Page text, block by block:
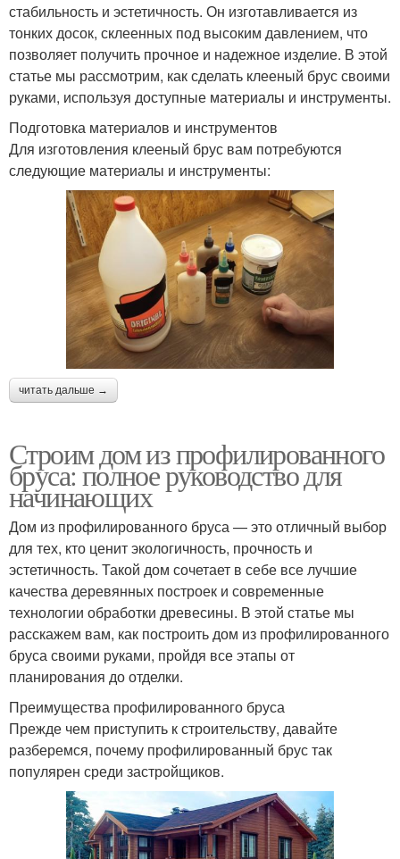
стабильность и эстетичность. Он изготавливается из
тонких досок, склеенных под высоким давлением, что
позволяет получить прочное и надежное изделие. В этой
статье мы рассмотрим, как сделать клееный брус своими
руками, используя доступные материалы и инструменты.
Подготовка материалов и инструментов
Для изготовления клееный брус вам потребуются
следующие материалы и инструменты:
читать дальше →
Строим дом из профилированного
бруса: полное руководство для
начинающих
Дом из профилированного бруса — это отличный выбор
для тех, кто ценит экологичность, прочность и
эстетичность. Такой дом сочетает в себе все лучшие
качества деревянных построек и современные
технологии обработки древесины. В этой статье мы
расскажем вам, как построить дом из профилированного
бруса своими руками, пройдя все этапы от
планирования до отделки.
Преимущества профилированного бруса
Прежде чем приступить к строительству, давайте
разберемся, почему профилированный брус так
популярен среди застройщиков.